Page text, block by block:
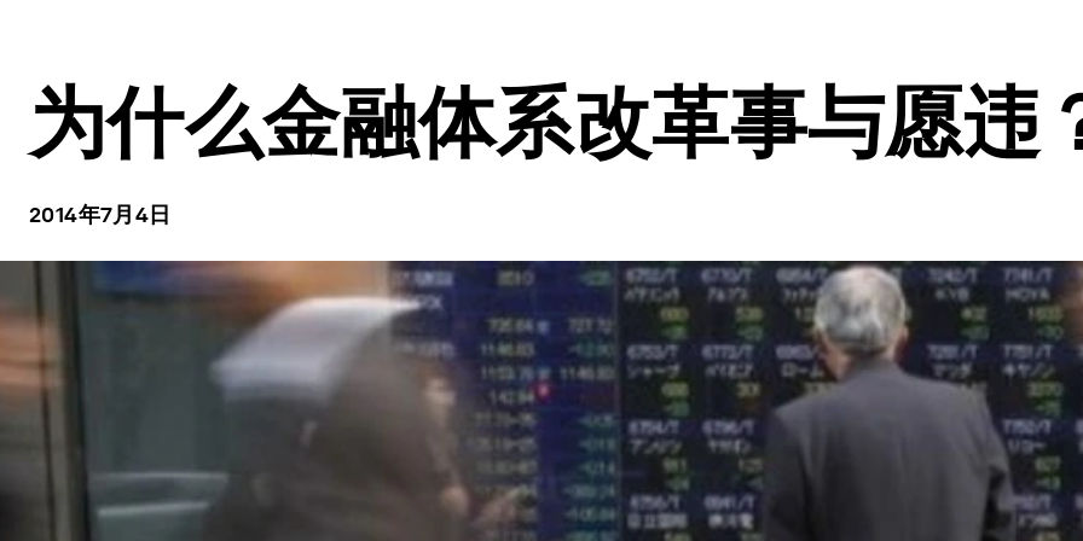
为什么金融体系改革事与愿违
2014年7月4日